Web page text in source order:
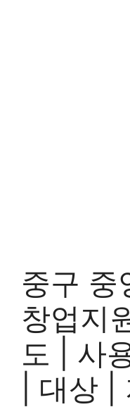
중구 중
창업지
도 | 사
| 대상 |